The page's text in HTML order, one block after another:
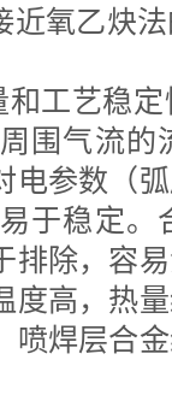
近氧乙炔
工艺稳
围气流的
电参数（
于稳定。
排除，容
度高，热
喷焊层合